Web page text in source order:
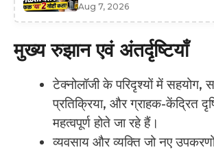
Aug 7, 2026
मुख्य रुझान एवं अंतर्दृष्टियाँ
टेक्नोलॉजी के परिदृश्यों में सहयोग,
प्रतिक्रिया, और ग्राहक-केंद्रित
महत्वपूर्ण होते जा रहे हैं।
व्यवसाय और व्यक्ति जो नए